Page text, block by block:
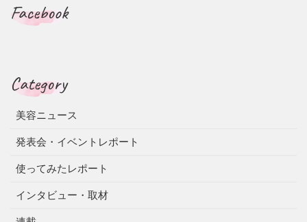
Facebook
Category
美容ニュース
発表会・イベントレポート
使ってみたレポート
インタビュー・取材